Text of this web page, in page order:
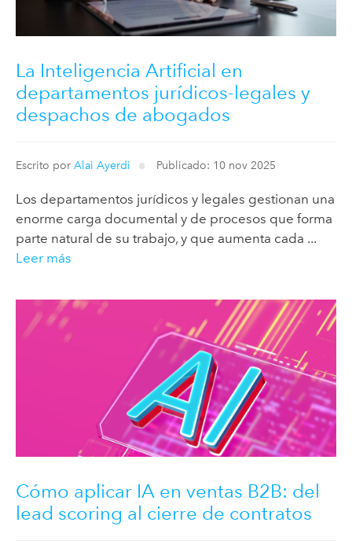
La Inteligencia Artificial en
departamentos jurídicos-legales y
despachos de abogados
Escrito por Alai Ayerdi Publicado: 10 nov 2025
Los departamentos jurídicos y legales gestionan una
enorme carga documental y de procesos que forma
parte natural de su trabajo, y que aumenta cada ...
Leer más
Cómo aplicar IA en ventas B2B: del
lead scoring al cierre de contratos